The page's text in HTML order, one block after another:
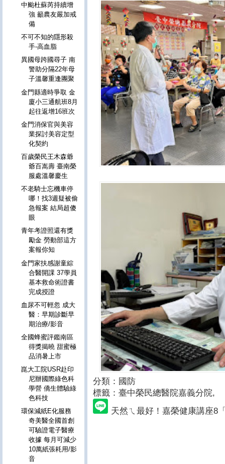
分類：國防
標籤：臺中榮民總醫院嘉義分院,
天然ㄟ最好！嘉榮健康講座8
中颱杜蘇芮持續增
強 籲農友嚴加戒
備
不可不知的隱形殺
手-高血脂
異國母跨國尋子 南
警助分隔22年母
子溫馨重逢團聚
金門縣適時爭取 金
廈小三通航班8月
起往返增16班次
金門消保官與美容
業探討美容定型
化契約
百歲榮民王木森爺
爺百嵩壽 臺南榮
服處溫馨慶生
不老騎士忘機車停
哪！找3週疑被偷
急報案 結局超傻
眼
青年考證照還有獎
勵金 勞動部這方
案報你知
金門家扶感謝童綜
合醫開課 37學員
基本救命術證書
完成授證
血尿不可輕忽 成大
醫：早期診斷早
期治療/影音
全國蜂蜜評鑑南區
得獎揭曉 甜蜜極
品消暑上市
崑大工院USR赴印
尼辦國際綠色科
學營 僑生體驗綠
色科技
環保減紙E化服務
奇美醫全國首創
可驗證電子醫療
收據 每月可減少
10萬紙張耗用/影
音